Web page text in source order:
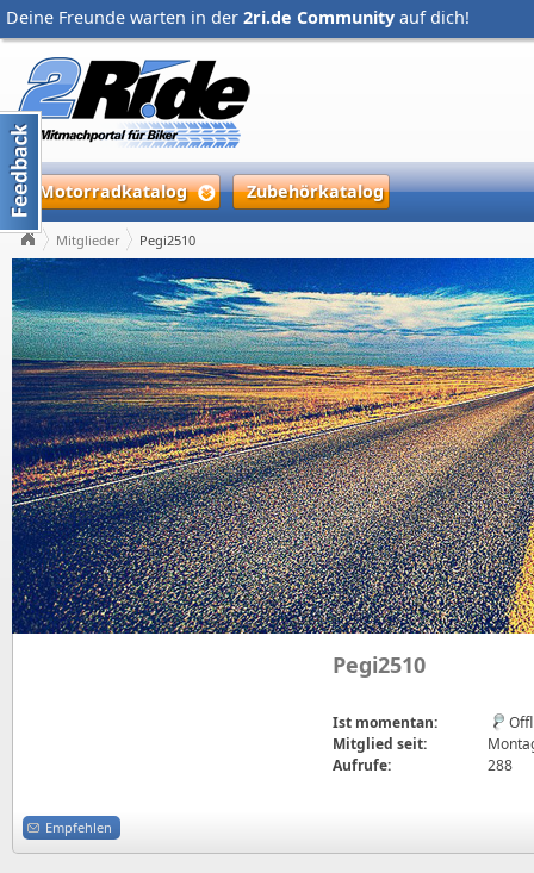
Deine Freunde warten in der 2ri.de Community auf dich!
Motorradkatalog Zubehörkatalog
Mitglieder Pegi2510
Pegi2510
Ist momentan:
Mitglied seit:
Aufrufe:
288
Empfehlen